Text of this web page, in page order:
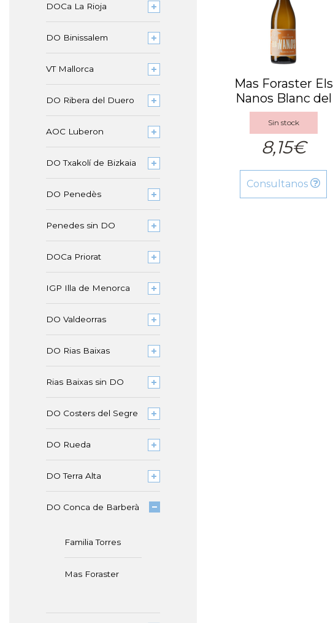
DOCa La Rioja
DO Binissalem
VT Mallorca
DO Ribera del Duero
AOC Luberon
DO Txakolí de Bizkaia
DO Penedès
Penedes sin DO
DOCa Priorat
IGP Illa de Menorca
DO Valdeorras
DO Rias Baixas
Rias Baixas sin DO
DO Costers del Segre
DO Rueda
DO Terra Alta
DO Conca de Barberà
Familia Torres
Mas Foraster
Mas Foraster Els
Nanos Blanc del
Coster 2024
Sin stock
8,15€
Consultanos